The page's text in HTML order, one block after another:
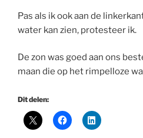
Pas als ik ook aan de
water kan zien, protesteer ik.
De zon was goed aan ons
maan die op het rimpelloze
Dit delen: